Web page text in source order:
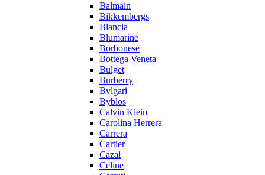
Balmain
Bikkembergs
Blancia
Blumarine
Borbonese
Bottega Veneta
Bulget
Burberry
Bvlgari
Byblos
Calvin Klein
Carolina Herrera
Carrera
Cartier
Cazal
Celine